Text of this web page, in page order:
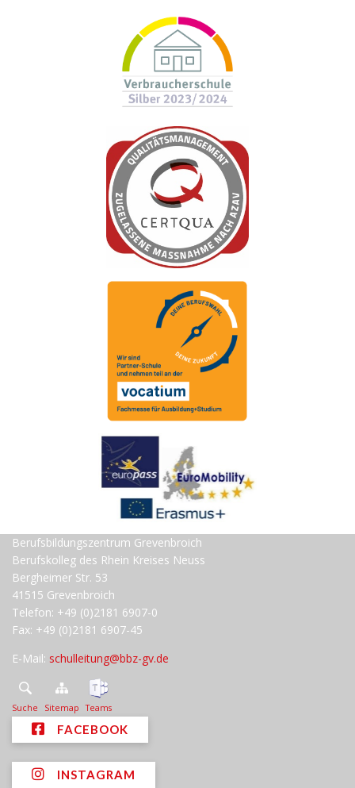
Berufsbildungszentrum Grevenbroich
Berufskolleg des Rhein Kreises Neuss
Bergheimer Str. 53
41515 Grevenbroich
Telefon: +49 (0)2181 6907-0
Fax: +49 (0)2181 6907-45
E-Mail: schulleitung@bbz-gv.de
Suche Sitemap Teams
FACEBOOK
INSTAGRAM